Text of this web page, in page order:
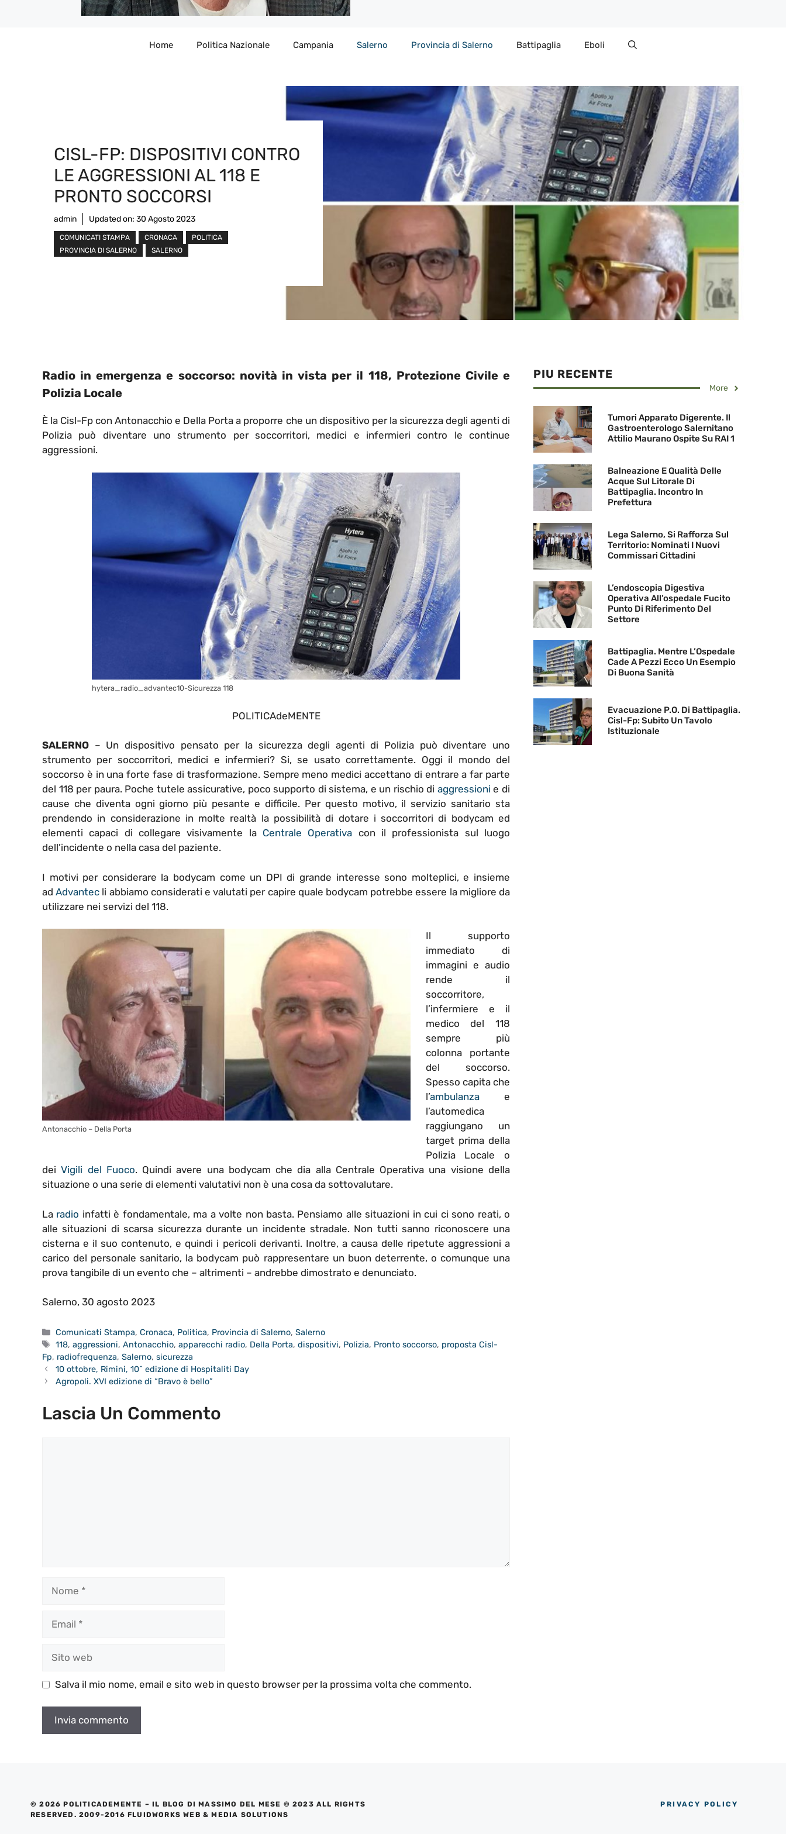
Home Politica Nazionale Campania Salerno Provincia di Salerno Battipaglia Eboli
CISL-FP: DISPOSITIVI CONTRO
LE AGGRESSIONI AL 118 E
PRONTO SOCCORSI
admin Updated on: 30 Agosto 2023
COMUNICATI STAMPA CRONACA
POLITICA
PROVINCIA DI SALERNO
SALERNO
Radio in emergenza e soccorso: novità in vista per il 118, Protezione Civile e
Polizia Locale
È la Cisl-Fp con Antonacchio e Della Porta a proporre che un dispositivo per la sicurezza degli agenti di
Polizia può diventare uno strumento per soccorritori, medici e infermieri contro le continue
aggressioni.
hytera_radio_advantec10-Sicurezza 118
POLITICAdeMENTE
SALERNO – Un dispositivo pensato per la sicurezza degli agenti di Polizia può diventare uno
strumento per soccorritori, medici e infermieri? Si, se usato correttamente. Oggi il mondo del
soccorso è in una forte fase di trasformazione. Sempre meno medici accettano di entrare a far parte
del 118 per paura. Poche tutele assicurative, poco supporto di sistema, e un rischio di aggressioni e di
cause che diventa ogni giorno più pesante e difficile. Per questo motivo, il servizio sanitario sta
prendendo in considerazione in molte realtà la possibilità di dotare i soccorritori di bodycam ed
elementi capaci di collegare visivamente la Centrale Operativa con il professionista sul luogo
dell’incidente o nella casa del paziente.
I motivi per considerare la bodycam come un DPI di grande interesse sono molteplici, e insieme
adAdvantec li abbiamo considerati e valutati per capire quale bodycam potrebbe essere la migliore da
utilizzare nei servizi del 118.
Antonacchio – Della Porta
Il supporto
immediato di
immagini e audio
rende il
soccorritore,
l’infermiere e il
medico del 118
sempre più
colonna portante
del soccorso.
Spesso capita che
l’ambulanzae
l’automedica
raggiungano un
target prima della
Polizia Locale o
deiVigili del Fuoco. Quindi avere una bodycam che dia alla Centrale Operativa una visione della
situazione o una serie di elementi valutativi non è una cosa da sottovalutare.
La radio infatti è fondamentale, ma a volte non basta. Pensiamo alle situazioni in cui ci sono reati, o
alle situazioni di scarsa sicurezza durante un incidente stradale. Non tutti sanno riconoscere una
cisterna e il suo contenuto, e quindi i pericoli derivanti. Inoltre, a causa delle ripetute aggressioni a
carico del personale sanitario, la bodycam può rappresentare un buon deterrente, o comunque una
prova tangibile di un evento che – altrimenti – andrebbe dimostrato e denunciato.
Salerno, 30 agosto 2023
Categorie
Comunicati Stampa,Cronaca, Politica, Provincia di Salerno,Salerno
Tag
118,aggressioni,Antonacchio,apparecchi radio, Della Porta,dispositivi, Polizia, Pronto soccorso, proposta Cisl-
Fp, radiofrequenza, Salerno, sicurezza
10 ottobre, Rimini, 10^ edizione di Hospitaliti Day
Agropoli. XVI edizione di “Bravo è bello”
Lascia Un Commento
web
Salva il mio nome, email e sito web in questo browser per la prossima volta che commento.
PIU RECENTE
More
Tumori Apparato Digerente. Il
Gastroenterologo Salernitano
Attilio Maurano Ospite Su RAI 1
Balneazione E Qualità Delle
Acque Sul Litorale Di
Battipaglia. Incontro In
Prefettura
Lega Salerno, Si Rafforza Sul
Territorio: Nominati I Nuovi
Commissari Cittadini
L’endoscopia Digestiva
Operativa All’ospedale Fucito
Punto Di Riferimento Del
Settore
Battipaglia. Mentre L’Ospedale
Cade A Pezzi Ecco Un Esempio
Di Buona Sanità
Evacuazione P.O. Di Battipaglia.
Cisl-Fp: Subito Un Tavolo
Istituzionale
© 2026 POLITICADEMENTE – IL BLOG DI MASSIMO DEL MESE © 2023 ALL RIGHTS
RESERVED. 2009-2016 FLUIDWORKS WEB & MEDIA SOLUTIONS
PRIVACY POLICY